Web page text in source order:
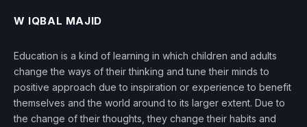
W IQBAL MAJID
Education is a kind of learning in which children and adults
change the ways of their thinking and tune their minds to
positive approach due to inspiration or experience to benefit
themselves and the world around to its larger extent. Due to
the change of their thoughts, they change their habits and